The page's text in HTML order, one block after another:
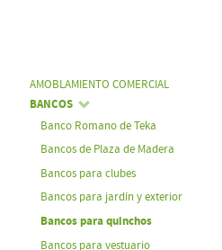
AMOBLAMIENTO COMERCIAL
BANCOS
Banco Romano de Teka
Bancos de Plaza de Madera
Bancos para clubes
Bancos para jardín y exterior
Bancos para quinchos
Bancos para vestuario